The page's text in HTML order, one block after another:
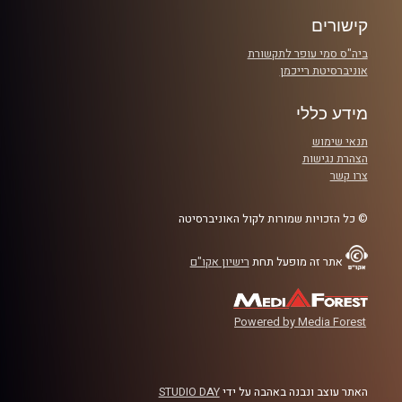
קישורים
ביה"ס סמי עופר לתקשורת
אוניברסיטת רייכמן
מידע כללי
תנאי שימוש
הצהרת נגישות
צרו קשר
© כל הזכויות שמורות לקול האוניברסיטה
אתר זה מופעל תחת רישיון אקו"ם
Powered by Media Forest
האתר עוצב ונבנה באהבה על ידיSTUDIO DAY